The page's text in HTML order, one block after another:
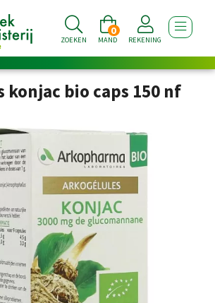
ZOEKEN MAND
0
REKENING TOON
konjac bio caps 150 nf